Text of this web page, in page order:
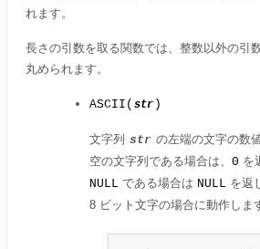
れます。
長さの引数を取る関数では、整数以外の引
丸められます。
ASCII( str )
文字列 str の左端の文字の数
空の文字列である場合は、 0 を
NULL である場合は NULL を返
8 ビット文字の場合に動作しま